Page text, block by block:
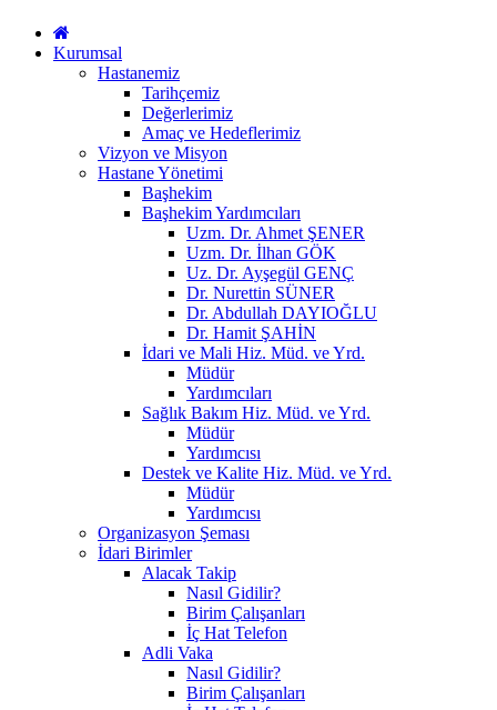
Kurumsal
Hastanemiz
Tarihçemiz
Değerlerimiz
Amaç ve Hedeflerimiz
Vizyon ve Misyon
Hastane Yönetimi
Başhekim
Başhekim Yardımcıları
Uzm. Dr. Ahmet ŞENER
Uzm. Dr. İlhan GÖK
Uz. Dr. Ayşegül GENÇ
Dr. Nurettin SÜNER
Dr. Abdullah DAYIOĞLU
Dr. Hamit ŞAHİN
İdari ve Mali Hiz. Müd. ve Yrd.
Müdür
Yardımcıları
Sağlık Bakım Hiz. Müd. ve Yrd.
Müdür
Yardımcısı
Destek ve Kalite Hiz. Müd. ve Yrd.
Müdür
Yardımcısı
Organizasyon Şeması
İdari Birimler
Alacak Takip
Nasıl Gidilir?
Birim Çalışanları
İç Hat Telefon
Adli Vaka
Nasıl Gidilir?
Birim Çalışanları